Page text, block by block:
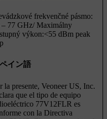
frekvenčné pásmo:
– 77 GHz/ Maximálny
výkon:<55 dBm peak
イン語
la presente, Veoneer US, Inc.
que el tipo de equipo
77V12FLR es
con la Directiva